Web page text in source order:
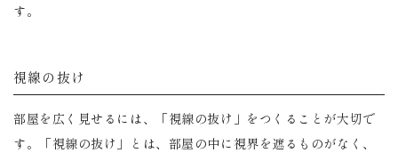
す。
視線の抜け
部屋を広く見せるには、「視線の抜け」をつくることが大切で
す。「視線の抜け」とは、部屋の中に視界を遮るものがなく、